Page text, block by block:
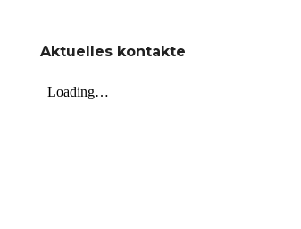
Aktuelles kontakte